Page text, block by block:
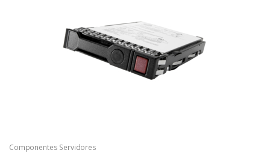
Componentes Servidores